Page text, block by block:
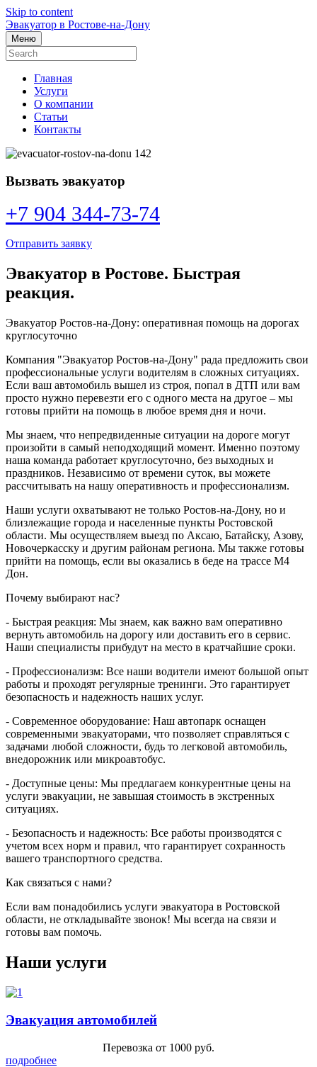
Skip to content
Эвакуатор в Ростове-на-Дону
Меню
Главная
Услуги
О компании
Статьи
Контакты
Вызвать эвакуатор
+7 904 344-73-74
Отправить заявку
Эвакуатор в Ростове. Быстрая
реакция.
Эвакуатор Ростов-на-Дону: оперативная помощь на дорогах
круглосуточно
Компания "Эвакуатор Ростов-на-Дону" рада предложить свои
профессиональные услуги водителям в сложных ситуациях.
Если ваш автомобиль вышел из строя, попал в ДТП или вам
просто нужно перевезти его с одного места на другое – мы
готовы прийти на помощь в любое время дня и ночи.
Мы знаем, что непредвиденные ситуации на дороге могут
произойти в самый неподходящий момент. Именно поэтому
наша команда работает круглосуточно, без выходных и
праздников. Независимо от времени суток, вы можете
рассчитывать на нашу оперативность и профессионализм.
Наши услуги охватывают не только Ростов-на-Дону, но и
близлежащие города и населенные пункты Ростовской
области. Мы осуществляем выезд по Аксаю, Батайску, Азову,
Новочеркасску и другим районам региона. Мы также готовы
прийти на помощь, если вы оказались в беде на трассе М4
Дон.
Почему выбирают нас?
- Быстрая реакция: Мы знаем, как важно вам оперативно
вернуть автомобиль на дорогу или доставить его в сервис.
Наши специалисты прибудут на место в кратчайшие сроки.
- Профессионализм: Все наши водители имеют большой опыт
работы и проходят регулярные тренинги. Это гарантирует
безопасность и надежность наших услуг.
- Современное оборудование: Наш автопарк оснащен
современными эвакуаторами, что позволяет справляться с
задачами любой сложности, будь то легковой автомобиль,
внедорожник или микроавтобус.
- Доступные цены: Мы предлагаем конкурентные цены на
услуги эвакуации, не завышая стоимость в экстренных
ситуациях.
- Безопасность и надежность: Все работы производятся с
учетом всех норм и правил, что гарантирует сохранность
вашего транспортного средства.
Как связаться с нами?
Если вам понадобились услуги эвакуатора в Ростовской
области, не откладывайте звонок! Мы всегда на связи и
готовы вам помочь.
Наши услуги
Эвакуация автомобилей
Перевозка от 1000 руб.
подробнее